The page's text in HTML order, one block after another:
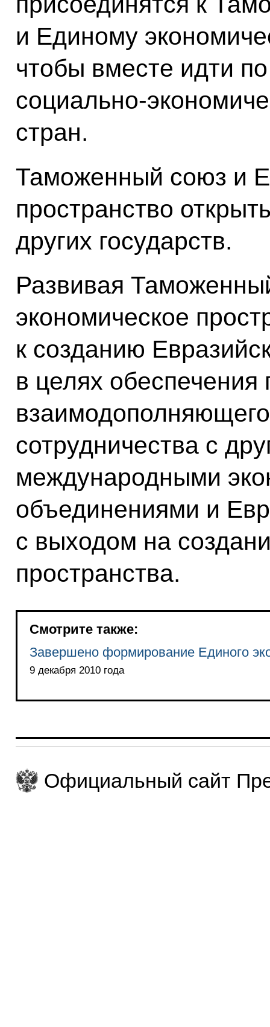
и Единому
чтобы вместе идти
социально-
стран.
Таможенный союз и
пространство
других государств.
Развивая
экономическое
к созданию
в целях обеспечения
сотрудничества с
международными
объединениями и
с выходом на
пространства.
Смотрите также:
Завершено формирование Единого
9 декабря 2010 года
Официальный сайт